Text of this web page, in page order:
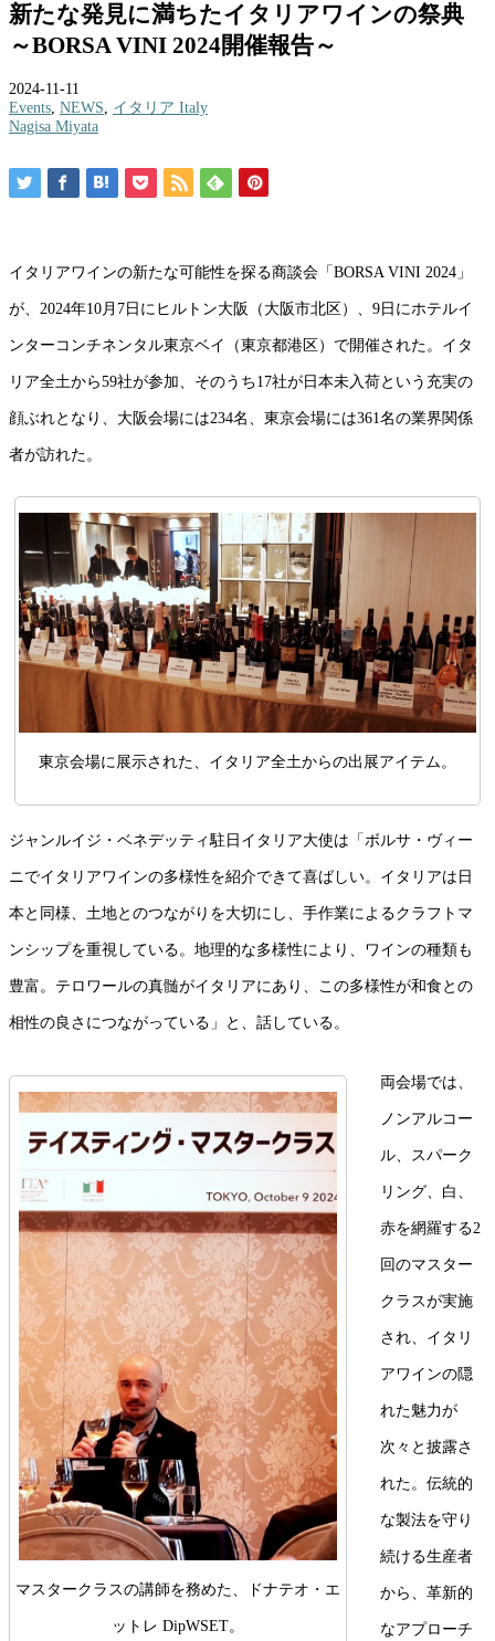
新たな発見に満ちたイタリアワインの祭典
～BORSA VINI 2024開催報告～
2024-11-11
Events NEWS
イタリア Italy
Nagisa Miyata
イタリアワインの新たな可能性を探る商談会「BORSA VINI 2024」
が、2024年10月7日にヒルトン大阪（大阪市北区）、9日にホテルイ
ンターコンチネンタル東京ベイ（東京都港区）で開催された。イタ
リア全土から59社が参加、そのうち17社が日本未入荷という充実の
顔ぶれとなり、大阪会場には234名、東京会場には361名の業界関係
者が訪れた。
東京会場に展示された、イタリア全土からの出展アイテム。
ジャンルイジ・ベネデッティ駐日イタリア大使は「ボルサ・ヴィー
ニでイタリアワインの多様性を紹介できて喜ばしい。イタリアは日
本と同様、土地とのつながりを大切にし、手作業によるクラフトマ
ンシップを重視している。地理的な多様性により、ワインの種類も
豊富。テロワールの真髄がイタリアにあり、この多様性が和食との
相性の良さにつながっている」と、話している。
マスタークラスの講師を務めた、ドナテオ・エ
ットレ DipWSET。
両会場では、
ノンアルコー
ル、スパーク
リング、白、
赤を網羅する2
回のマスター
クラスが実施
され、イタリ
アワインの隠
れた魅力が
次々と披露さ
れた。伝統的
な製法を守り
続ける生産者
から、革新的
なアプローチ